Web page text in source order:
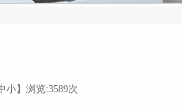
小】 浏览:3589次